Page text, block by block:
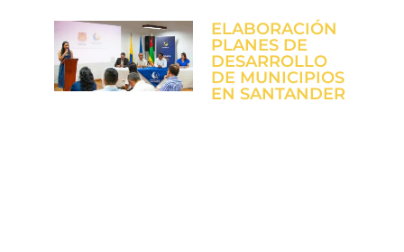
ELABORACIÓN
PLANES DE
DESARROLLO
DE MUNICIPIOS
EN SANTANDER